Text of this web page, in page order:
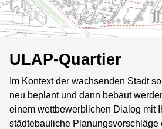
ULAP-Quartier
Im Kontext der wachsenden Stadt
neu beplant und dann bebaut
einem wettbewerblichen Dialog mit
städtebauliche Planungsvorschläge